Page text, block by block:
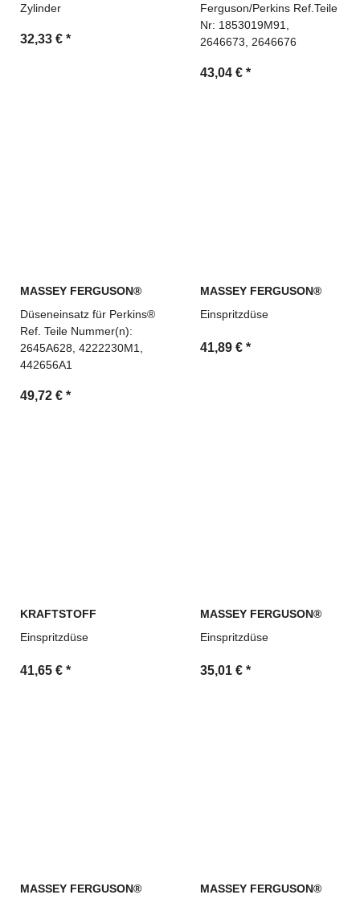
Zylinder
32,33 € *
Ferguson/Perkins Ref.Teile
Nr: 1853019M91,
2646673, 2646676
43,04 € *
MASSEY FERGUSON®
Düseneinsatz für Perkins®
Ref. Teile Nummer(n):
2645A628, 4222230M1,
442656A1
49,72 € *
MASSEY FERGUSON®
Einspritzdüse
41,89 € *
KRAFTSTOFF
Einspritzdüse
41,65 € *
MASSEY FERGUSON®
Einspritzdüse
35,01 € *
MASSEY FERGUSON® MASSEY FERGUSON®